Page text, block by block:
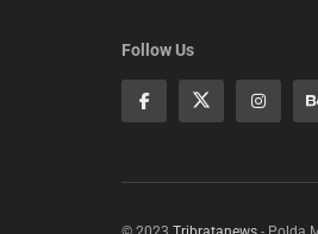
Follow Us